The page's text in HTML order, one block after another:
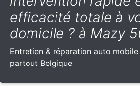
efficacité totale à
domicile ? à Mazy
Entretien & réparation auto
partout Belgique